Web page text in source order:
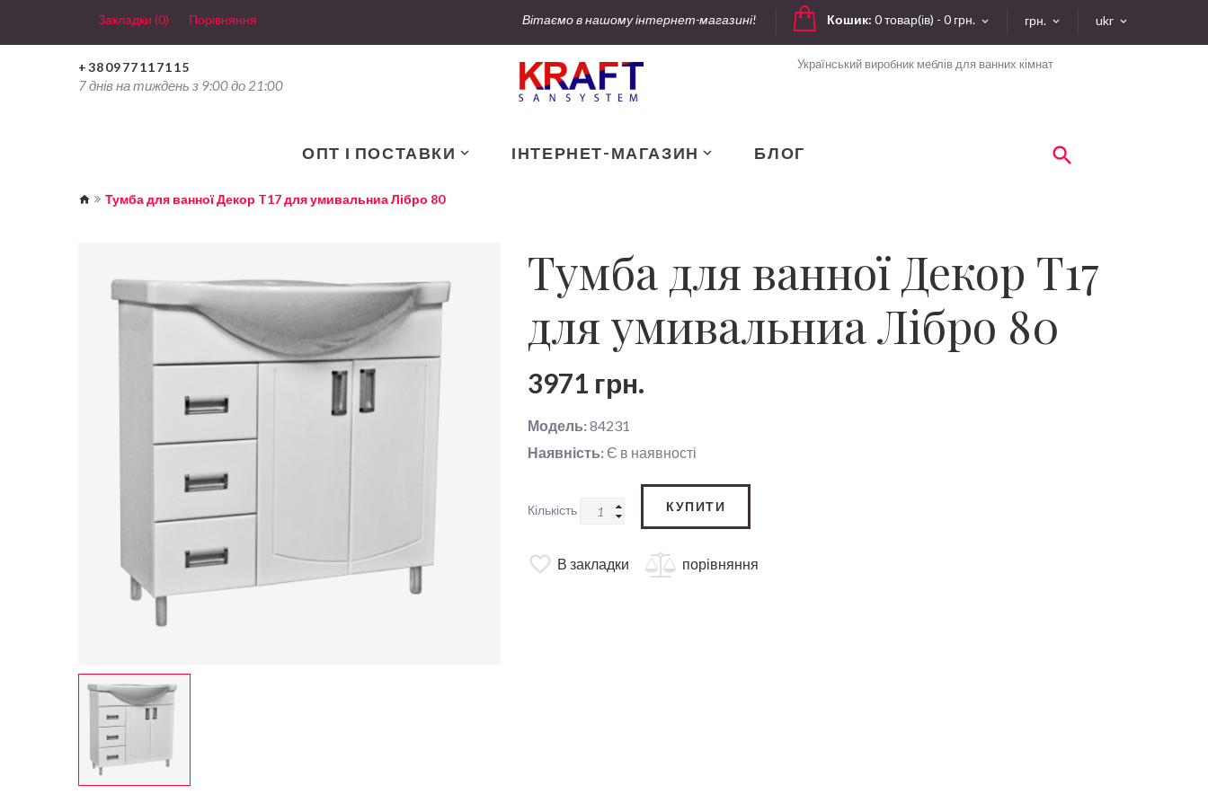
Закладки (0) Порівняння ukr
грн.
Кошик: 0 товар(ів) - 0 грн.
Вітаємо в нашому інтернет-магазині!
+380977117115
7 днів на тиждень з 9:00 до 21:00
Український виробник меблів для ванних кімнат
ОПТ І ПОСТАВКИ ІНТЕРНЕТ-МАГАЗИН БЛОГ
Тумба для ванної Декор T17 для умивальниа Лібро 80
Тумба для ванної Декор T17
для умивальниа Лібро 80
3971 грн.
Модель:84231
Наявність: Є в наявності
Кількість КУПИТИ
В закладки порівняння